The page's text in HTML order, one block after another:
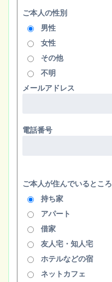
ご本人の性別
男性
女性
その他
不明
メールアドレス
電話番号
ご本人が住んでいるところ
持ち家
アパート
借家
友人宅・知人宅
ホテルなどの宿
ネットカフェ